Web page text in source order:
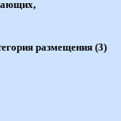
размещения (3)